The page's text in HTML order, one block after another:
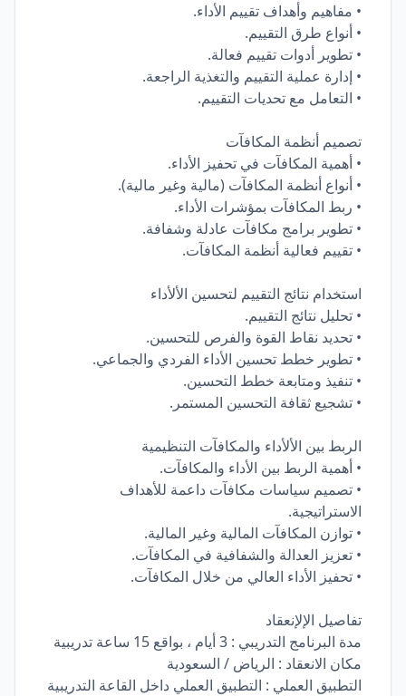
• مفاهيم وأهداف تقييم الأداء.
• أنواع طرق التقييم.
• تطوير أدوات تقييم فعالة.
• إدارة عملية التقييم والتغذية الراجعة.
• التعامل مع تحديات التقييم.
تصميم أنظمة المكافآت
• أهمية المكافآت في تحفيز الأداء.
• أنواع أنظمة المكافآت (مالية وغير مالية).
• ربط المكافآت بمؤشرات الأداء.
• تطوير برامج مكافآت عادلة وشفافة.
• تقييم فعالية أنظمة المكافآت.
استخدام نتائج التقييم لتحسين الألأداء
• تحليل نتائج التقييم.
• تحديد نقاط القوة والفرص للتحسين.
• تطوير خطط تحسين الأداء الفردي والجماعي.
• تنفيذ ومتابعة خطط التحسين.
• تشجيع ثقافة التحسين المستمر.
الربط بين الألأداء والمكافآت التنظيمية
• أهمية الربط بين الأداء والمكافآت.
• تصميم سياسات مكافآت داعمة للأهداف
الاستراتيجية.
• توازن المكافآت المالية وغير المالية.
• تعزيز العدالة والشفافية في المكافآت.
• تحفيز الأداء العالي من خلال المكافآت.
تفاصيل الإلإنعقاد
مدة البرنامج التدريبي : 3 أيام ، بواقع 15 ساعة تدريبية
مكان الانعقاد : الرياض / السعودية
التطبيق العملي : التطبيق العملي داخل القاعة التدريبية